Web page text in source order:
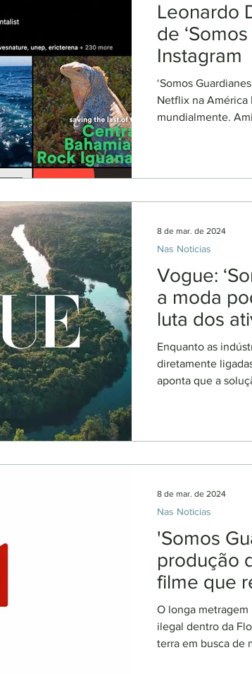
Leonardo
de
Instagram
‘Somos
Netflix na América
mundialmente.
Vogue:
a moda
luta dos
Enquanto as
diretamente
aponta que a
Nas Noticias
8 de mar. de 2024
'Somos
produção
filme que
indígenas
O longa metragem
ilegal dentro da
terra em busca de
Nas Noticias
8 de mar. de 2024